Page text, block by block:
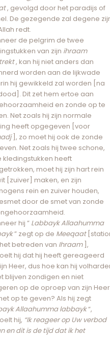
, gevolgd door het paradijs of
De gezegende zal degene
redt.
de pelgrim de twee
van zijn ihraam
, kan hij niet anders dan
worden aan de lijkwade
hij gewikkeld zal worden [na
Dit zet hem ertoe aan
en zonde op te
Net zoals hij zijn normale
heeft opgegeven [voor
], zo moet hij ook de zonde
Net zoals hij twee schone,
kledingstukken heeft
moet hij zijn hart rein
[zuiver] maken, en zijn
rein en zuiver houden,
door de smet van zonde
hij ” Labbayk Allaahumma
” zegt op de Meeqaat
betreden van Ihraam],
hij dat hij heeft gereageerd
Heer, dus hoe kan hij
blijven zondigen en niet
op de oproep van zijn Heer
op te geven? Als hij zegt
Allaahumma labbayk“,
hij, “Ik reageer op Uw verbod
en dit is de tijd dat ik het